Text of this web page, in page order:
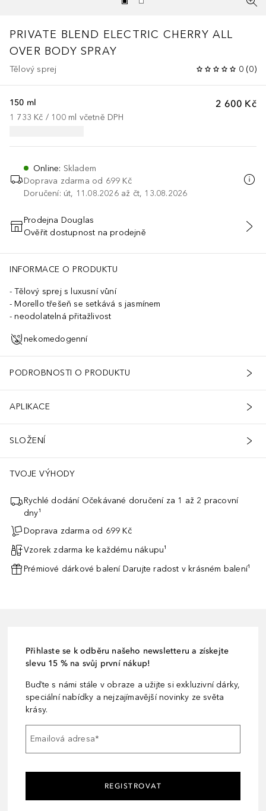
PRIVATE BLEND ELECTRIC CHERRY ALL
OVER BODY SPRAY
Tělový sprej 0 (0)
2 600 Kč
150 ml
1 733 Kč / 100 ml včetně DPH
Online: Skladem
Doprava zdarma od 699 Kč
Doručení: út, 11.08.2026 až čt, 13.08.2026
PŘIDAT DO KOŠÍKU
Prodejna Douglas
Ověřit dostupnost na prodejně
INFORMACE O PRODUKTU
Tělový sprej s luxusní vůní
Morello třešeň se setkává s jasmínem
neodolatelná přitažlivost
nekomedogenní
PODROBNOSTI O PRODUKTU
APLIKACE
SLOŽENÍ
TVOJE VÝHODY
Rychlé dodání Očekávané doručení za 1 až 2 pracovní
dny¹
Doprava zdarma od 699 Kč
Vzorek zdarma ke každému nákupu¹
Prémiové dárkové balení Darujte radost v krásném balení¹
Přihlaste se k odběru našeho newsletteru a získejte
slevu 15 % na svůj první nákup!
Buďte s námi stále v obraze a užijte si exkluzivní dárky,
speciální nabídky a nejzajímavější novinky ze světa
krásy.
Emailová adresa*
REGISTROVAT